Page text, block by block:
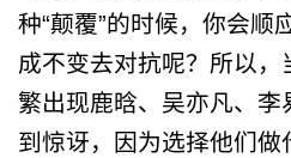
种“颠覆”的时候，你会顺
成不变去对抗呢？所以，
繁出现鹿晗、吴亦凡、李
到惊讶，因为选择他们做